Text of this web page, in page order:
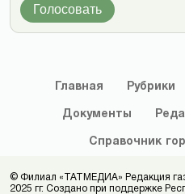
Голосовать
Главная Рубрики
Документы
Справочник
© Филиал «ТАТМЕДИА» Редакция
2025 гг. Создано при поддержке